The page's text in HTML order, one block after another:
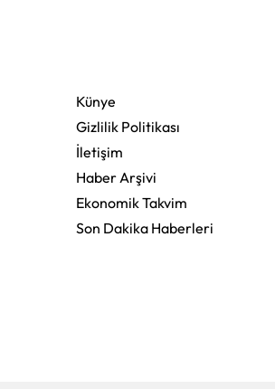
Künye
Gizlilik Politikası
İletişim
Haber Arşivi
Ekonomik Takvim
Son Dakika Haberleri